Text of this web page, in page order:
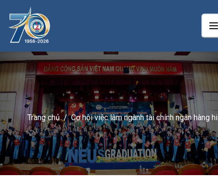
Trang chủ / Cơ hội việc làm ngành tài chính ngân hàng
nay